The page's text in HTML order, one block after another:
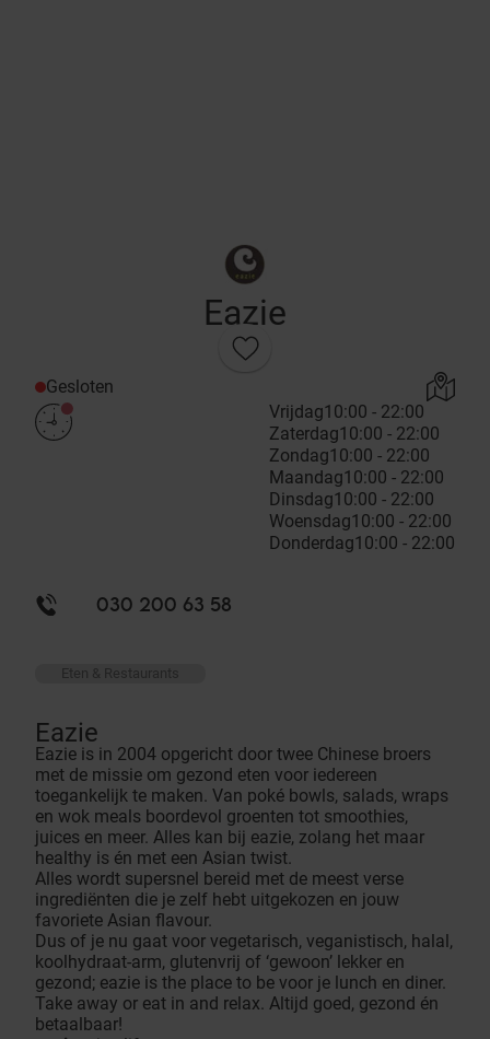
Eazie
Gesloten
Vrijdag10:00 - 22:00
Zaterdag10:00 - 22:00
Zondag10:00 - 22:00
Maandag10:00 - 22:00
Dinsdag10:00 - 22:00
Woensdag10:00 - 22:00
Donderdag10:00 - 22:00
030 200 63 58
Eten & Restaurants
Eazie
Eazie is in 2004 opgericht door twee Chinese broers
met de missie om gezond eten voor iedereen
toegankelijk te maken. Van poké bowls, salads, wraps
en wok meals boordevol groenten tot smoothies,
juices en meer. Alles kan bij eazie, zolang het maar
healthy is én met een Asian twist.
Alles wordt supersnel bereid met de meest verse
ingrediënten die je zelf hebt uitgekozen en jouw
favoriete Asian flavour.
Dus of je nu gaat voor vegetarisch, veganistisch, halal,
koolhydraat-arm, glutenvrij of ‘gewoon’ lekker en
gezond; eazie is the place to be voor je lunch en diner.
Take away or eat in and relax. Altijd goed, gezond én
betaalbaar!